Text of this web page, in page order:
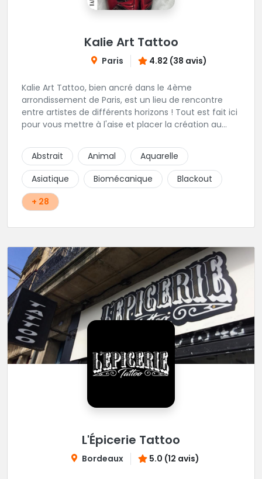
Kalie Art Tattoo
Paris 4.82 (38 avis)
Kalie Art Tattoo, bien ancré dans le 4ème
arrondissement de Paris, est un lieu de rencontre
entre artistes de différents horizons ! Tout est fait ici
pour vous mettre à l'aise et placer la création au
Abstrait
Animal
Aquarelle
Asiatique
Biomécanique
Blackout
+ 28
L'Épicerie Tattoo
Bordeaux 5.0 (12 avis)